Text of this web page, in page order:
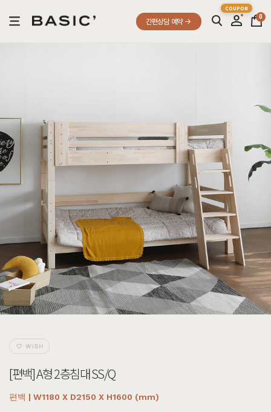
간편상담 예약
0
[편백] A형 2층침대 SS/Q
편백 | W1180 X D2150 X H1600 (mm)